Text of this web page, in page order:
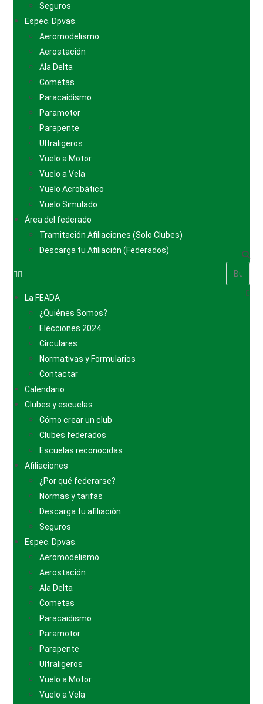
Seguros
Espec. Dpvas.
Aeromodelismo
Aerostación
Ala Delta
Cometas
Paracaidismo
Paramotor
Parapente
Ultraligeros
Vuelo a Motor
Vuelo a Vela
Vuelo Acrobático
Vuelo Simulado
Área del federado
Tramitación Afiliaciones (Solo Clubes)
Descarga tu Afiliación (Federados)
La FEADA
¿Quiénes Somos?
Elecciones 2024
Circulares
Normativas y Formularios
Contactar
Calendario
Clubes y escuelas
Cómo crear un club
Clubes federados
Escuelas reconocidas
Afiliaciones
¿Por qué federarse?
Normas y tarifas
Descarga tu afiliación
Seguros
Espec. Dpvas.
Aeromodelismo
Aerostación
Ala Delta
Cometas
Paracaidismo
Paramotor
Parapente
Ultraligeros
Vuelo a Motor
Vuelo a Vela